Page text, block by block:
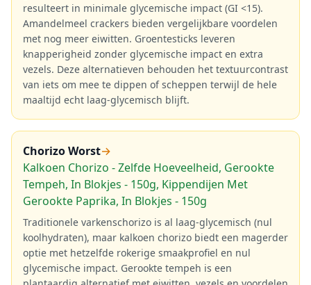
resulteert in minimale glycemische impact (GI <15).
Amandelmeel crackers bieden vergelijkbare voordelen
met nog meer eiwitten. Groentesticks leveren
knapperigheid zonder glycemische impact en extra
vezels. Deze alternatieven behouden het textuurcontrast
van iets om mee te dippen of scheppen terwijl de hele
maaltijd echt laag-glycemisch blijft.
Chorizo Worst→
Kalkoen Chorizo - Zelfde Hoeveelheid, Gerookte
Tempeh, In Blokjes - 150g, Kippendijen Met
Gerookte Paprika, In Blokjes - 150g
Traditionele varkenschorizo is al laag-glycemisch (nul
koolhydraten), maar kalkoen chorizo biedt een magerder
optie met hetzelfde rokerige smaakprofiel en nul
glycemische impact. Gerookte tempeh is een